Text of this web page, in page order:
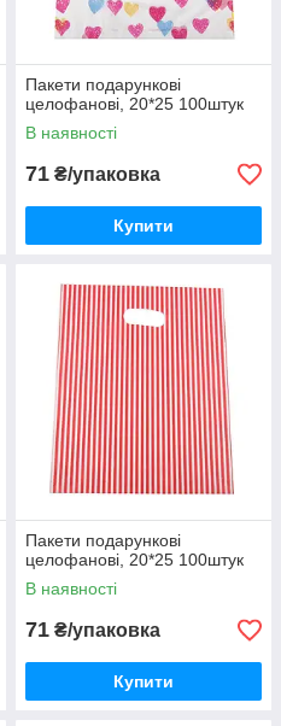
Пакети подарункові
целофанові, 20*25 100штук
В наявності
71 ₴/упаковка
Купити
Пакети подарункові
целофанові, 20*25 100штук
В наявності
71 ₴/упаковка
Купити